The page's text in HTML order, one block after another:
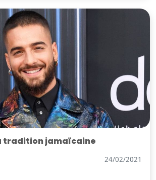
tradition jamaïcaine
24/02/2021